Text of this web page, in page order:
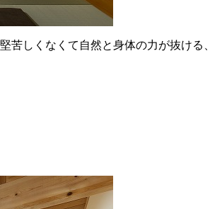
苦しくなくて自然と身体の力が抜ける、